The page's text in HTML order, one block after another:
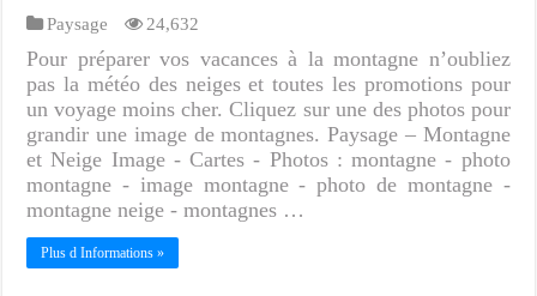
Paysage 24,632
Pour préparer vos vacances à la montagne n’oubliez
pas la météo des neiges et toutes les promotions pour
un voyage moins cher. Cliquez sur une des photos pour
grandir une image de montagnes. Paysage – Montagne
et Neige Image - Cartes - Photos : montagne - photo
montagne - image montagne - photo de montagne -
montagne neige - montagnes …
Plus d Informations »